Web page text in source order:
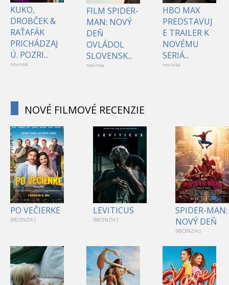
KUKO,
DROBČEK &
RAŤAFÁK
PRICHÁDZAJ
Ú. POZRI...
novinka
FILM SPIDER-
MAN: NOVÝ
DEŇ
OVLÁDOL
SLOVENSK...
novinka
HBO MAX
PREDSTAVUJ
E TRAILER K
NOVÉMU
SERIÁ...
novinka
NOVÉ FILMOVÉ RECENZIE
PO VEČIERKE
[RECENZIA ]
LEVITICUS
[RECENZIA ]
1
SPIDER-MAN:
NOVÝ DEŇ
[RECENZIA ]